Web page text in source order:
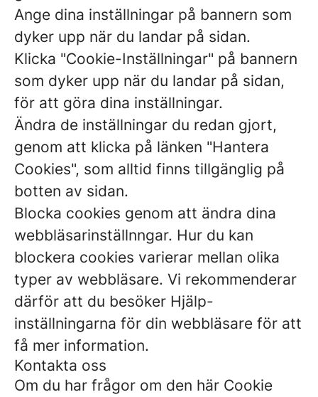
Ange dina inställningar på bannern som
dyker upp när du landar på sidan.
Klicka "Cookie-Inställningar" på bannern
som dyker upp när du landar på sidan,
för att göra dina inställningar.
Ändra de inställningar du redan gjort,
genom att klicka på länken "Hantera
Cookies", som alltid finns tillgänglig på
botten av sidan.
Blocka cookies genom att ändra dina
webbläsarinställnngar. Hur du kan
blockera cookies varierar mellan olika
typer av webbläsare. Vi rekommenderar
därför att du besöker Hjälp-
inställningarna för din webbläsare för att
få mer information.
Kontakta oss
Om du har frågor om den här Cookie